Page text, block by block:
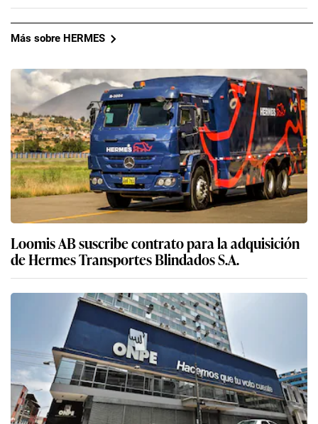
Más sobre HERMES
Loomis AB suscribe contrato para la adquisición
de Hermes Transportes Blindados S.A.